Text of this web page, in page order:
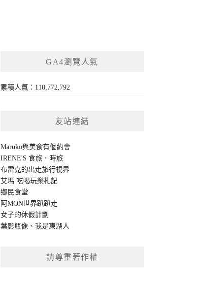
GA4瀏覽人氣
累積人氣：110,772,792
友站連結
Maruko與美食有個約會
IRENE'S 食旅．時旅
布雷克的出走旅行視界
艾瑪 吃喝玩樂札記
鄉民食堂
阿MON世界趴趴走
女子的休假計劃
葉影瓶像 、我是東湖人
請尊重著作權